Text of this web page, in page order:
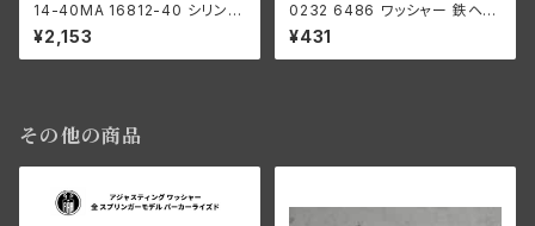
14-40MA 16812-40 シリンダ
ー ヘッド ロングボルト アルミヘ
ッド用 1本 ハーレーダビッドソン
1940-73年 WL UL G ブラック
¥2,153
0232 6486 ワッシャー 鉄ヘッ
ド用 1個 ハーレーダビッドソン 1
946-73年 EL UL WL G パー
カーライズド
¥431
その他の商品